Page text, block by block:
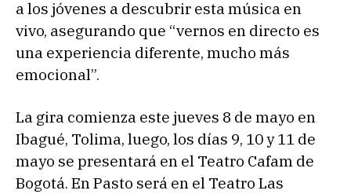
a los jóvenes a descubrir esta música en
vivo, asegurando que “vernos en directo es
una experiencia diferente, mucho más
emocional”.
La gira comienza este jueves 8 de mayo en
Ibagué, Tolima, luego, los días 9, 10 y 11 de
mayo se presentará en el Teatro Cafam de
Bogotá. En Pasto será en el Teatro Las